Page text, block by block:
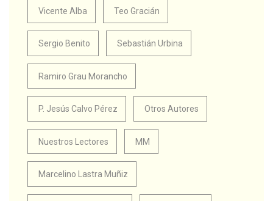
Vicente Alba Teo Gracián
Sergio Benito Sebastián Urbina
Ramiro Grau Morancho
P. Jesús Calvo Pérez Otros Autores
Nuestros Lectores MM
Marcelino Lastra Muñiz